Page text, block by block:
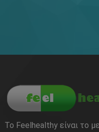
Το Feelhealthy είναι το